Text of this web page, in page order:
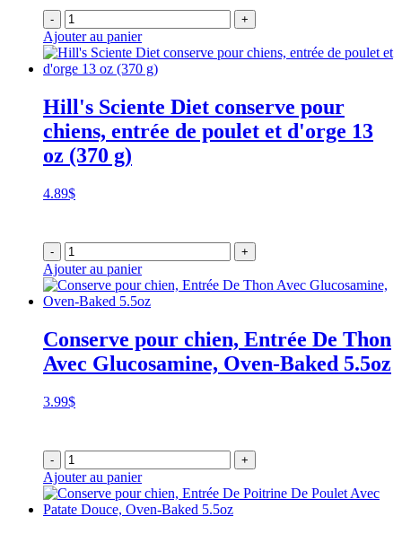
5.69$
à
64.86$
- +
Ajouter au panier
Hill's Sciente Diet conserve pour
chiens, entrée de poulet et d'orge 13
oz (370 g)
4.89$
- +
Ajouter au panier
Conserve pour chien, Entrée De Thon
Avec Glucosamine, Oven-Baked 5.5oz
3.99$
- +
Ajouter au panier